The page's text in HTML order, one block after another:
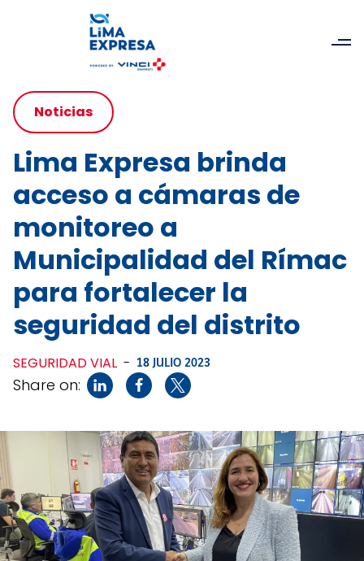
Noticias
Lima Expresa brinda
acceso a cámaras de
monitoreo a
Municipalidad del Rímac
para fortalecer la
seguridad del distrito
SEGURIDAD VIAL - 18 JULIO 2023
Share on: